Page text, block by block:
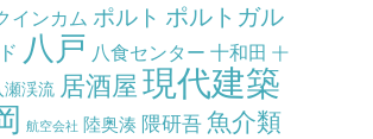
インカム ポルト ポルトガル
八戸 八食センター 十和田 十
瀬渓流 居酒屋 現代建築
航空会社 陸奥湊 隈研吾 魚介類